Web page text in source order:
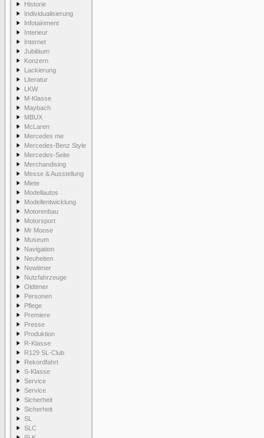
Historie
Individualisierung
Infotainment
Interieur
Internet
Jubiläum
Konzern
Lackierung
Literatur
LKW
M-Klasse
Maybach
MBUX
McLaren
Mercedes me
Mercedes-Benz Style
Mercedes-Seite
Merchandising
Messe & Ausstellung
Miete
Modellautos
Modellentwicklung
Motorenbau
Motorsport
Mr Moose
Museum
Navigation
Neuheiten
Newtimer
Nutzfahrzeuge
Oldtimer
Personen
Pflege
Premiere
Presse
Produktion
R-Klasse
R129 SL-Club
Rekordfahrt
S-Klasse
Service
Service
Sicherheit
Sicherheit
SL
SLC